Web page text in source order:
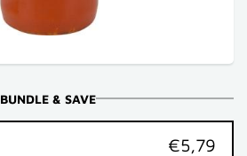
BUNDLE & SAVE
€5,79